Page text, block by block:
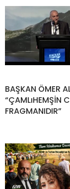
BAŞKAN ÖMER
“ÇAMLıHEMŞİN
FRAGMANIDIR”